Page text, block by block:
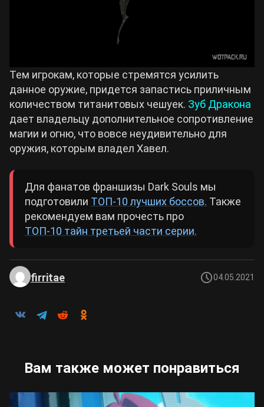
Тем игрокам, которые стремятся усилить
данное оружие, придется запастись приличным
количеством титанитовых чешуек. Зуб Дракона
дает владельцу дополнительное сопротивление
магии и огню, что вовсе неудивительно для
оружия, которым владел Хавел.
Для фанатов франшизы Dark Souls мы
подготовили ТОП-10 лучших боссов. Также
рекомендуем вам прочесть про
ТОП-10 тайн третьей части серии.
firritae 04.05.2021
Вам также может понравиться